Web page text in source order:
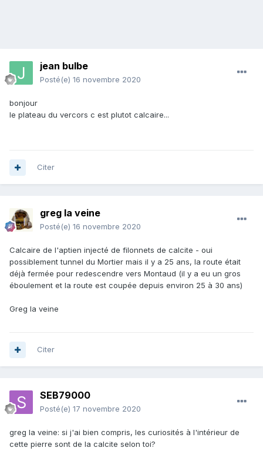
jean bulbe
Posté(e) 16 novembre 2020
bonjour
le plateau du vercors c est plutot calcaire...
Citer
greg la veine
Posté(e) 16 novembre 2020
Calcaire de l'aptien injecté de filonnets de calcite - oui
possiblement tunnel du Mortier mais il y a 25 ans, la route était
déjà fermée pour redescendre vers Montaud (il y a eu un gros
éboulement et la route est coupée depuis environ 25 à 30 ans)
Greg la veine
Citer
SEB79000
Posté(e) 17 novembre 2020
greg la veine: si j'ai bien compris, les curiosités à l'intérieur de
cette pierre sont de la calcite selon toi?